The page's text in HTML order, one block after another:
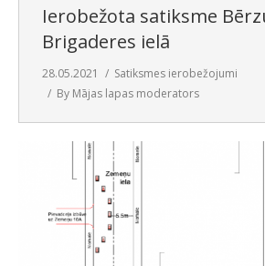
Ierobežota satiksme
Brigaderes ielā
28.05.2021
Satiksmes ierobežojumi
By Mājas lapas moderators